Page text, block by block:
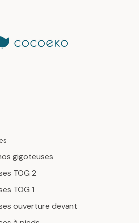
gigoteuses
TOG 2
TOG 1
ouverture devant